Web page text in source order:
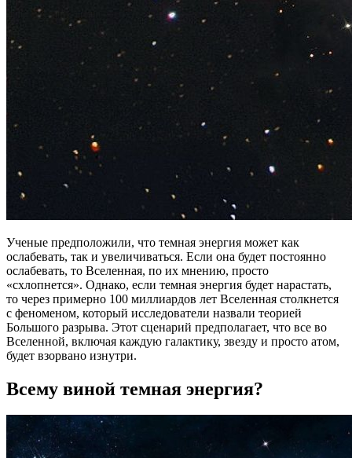
Ученые предположили, что темная энергия может как
ослабевать, так и увеличиваться. Если она будет постоянно
ослабевать, то Вселенная, по их мнению, просто
«схлопнется». Однако, если темная энергия будет нарастать,
то через примерно 100 миллиардов лет Вселенная столкнется
с феноменом, который исследователи назвали теорией
Большого разрыва. Этот сценарий предполагает, что все во
Вселенной, включая каждую галактику, звезду и просто атом,
будет взорвано изнутри.
Всему виной темная энергия?